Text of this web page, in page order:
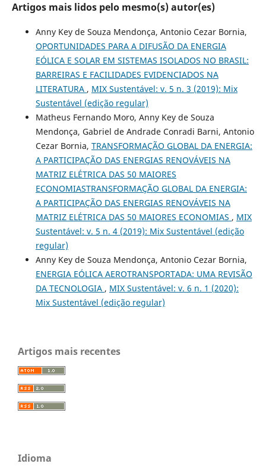
Artigos mais lidos pelo mesmo(s) autor(es)
Anny Key de Souza Mendonça, Antonio Cezar Bornia,
OPORTUNIDADES PARA A DIFUSÃO DA ENERGIA
EÓLICA E SOLAR EM SISTEMAS ISOLADOS NO BRASIL:
BARREIRAS E FACILIDADES EVIDENCIADOS NA
LITERATURA , MIX Sustentável: v. 5 n. 3 (2019): Mix
Sustentável (edição regular)
Matheus Fernando Moro, Anny Key de Souza
Mendonça, Gabriel de Andrade Conradi Barni, Antonio
Cezar Bornia, TRANSFORMAÇÃO GLOBAL DA ENERGIA:
A PARTICIPAÇÃO DAS ENERGIAS RENOVÁVEIS NA
MATRIZ ELÉTRICA DAS 50 MAIORES
ECONOMIASTRANSFORMAÇÃO GLOBAL DA ENERGIA:
A PARTICIPAÇÃO DAS ENERGIAS RENOVÁVEIS NA
MATRIZ ELÉTRICA DAS 50 MAIORES ECONOMIAS , MIX
Sustentável: v. 5 n. 4 (2019): Mix Sustentável (edição
regular)
Anny Key de Souza Mendonça, Antonio Cezar Bornia,
ENERGIA EÓLICA AEROTRANSPORTADA: UMA REVISÃO
DA TECNOLOGIA , MIX Sustentável: v. 6 n. 1 (2020):
Mix Sustentável (edição regular)
Artigos mais recentes
Idioma